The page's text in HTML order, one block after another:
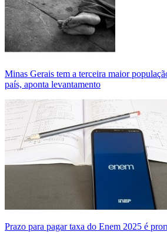
Minas Gerais tem a terceira maior
país, aponta levantamento
Prazo para pagar taxa do Enem 2025 é